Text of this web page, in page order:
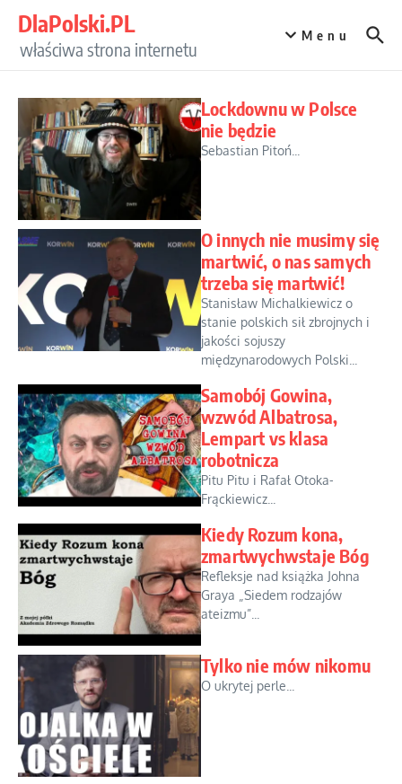
DlaPolski.PL
właściwa strona internetu
Menu
Lockdownu w Polsce
nie będzie
Sebastian Pitoń...
O innych nie musimy się
martwić, o nas samych
trzeba się martwić!
Stanisław Michalkiewicz o
stanie polskich sił zbrojnych i
jakości sojuszy
międzynarodowych Polski...
Samobój Gowina,
wzwód Albatrosa,
Lempart vs klasa
robotnicza
Pitu Pitu i Rafał Otoka-
Frąckiewicz...
Kiedy Rozum kona,
zmartwychwstaje Bóg
Refleksje nad książka Johna
Graya „Siedem rodzajów
ateizmu”...
Tylko nie mów nikomu
O ukrytej perle...